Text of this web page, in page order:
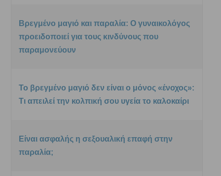
Βρεγμένο μαγιό και παραλία: Ο γυναικολόγος
προειδοποιεί για τους κινδύνους που
παραμονεύουν
Το βρεγμένο μαγιό δεν είναι ο μόνος «ένοχος»:
Τι απειλεί την κολπική σου υγεία το καλοκαίρι
Είναι ασφαλής η σεξουαλική επαφή στην
παραλία;